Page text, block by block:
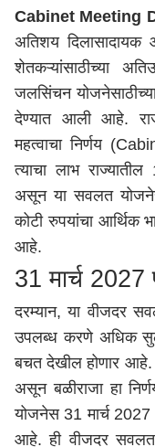
Cabinet Meeting
अतिशय दिलासादायक
शेतकऱ्यांसाठीच्या
जलसिंचन
देण्यात आली आहे.
महत्वाचा निर्णय
त्याचा लाभराज्यातील
असून या सवलत
कोटी रुपयांचा आर्थिक
आहे.
31 मार्च 2027
दरम्यान, या वीजदर
उपलब्ध करणे अधिक
बचतदेखील होणार आहे.
असून बळीराजा हा
योजनेस 31 मार्च 2027
आहे. ही वीजदर सवलत